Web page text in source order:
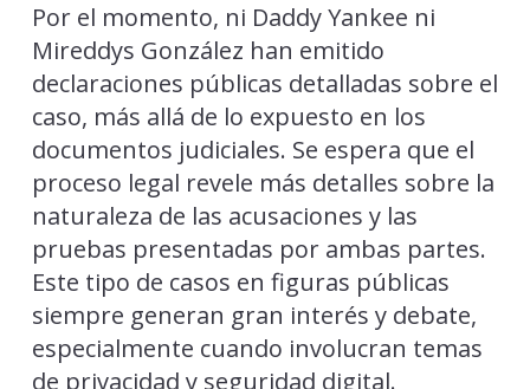
Por el momento, ni Daddy Yankee ni
Mireddys González han emitido
declaraciones públicas detalladas sobre el
caso, más allá de lo expuesto en los
documentos judiciales. Se espera que el
proceso legal revele más detalles sobre la
naturaleza de las acusaciones y las
pruebas presentadas por ambas partes.
Este tipo de casos en figuras públicas
siempre generan gran interés y debate,
especialmente cuando involucran temas
de privacidad y seguridad digital.